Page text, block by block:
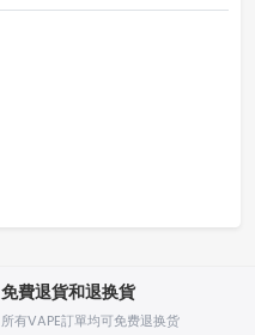
免費退貨和退换貨
所有VAPE訂單均可免费退换货